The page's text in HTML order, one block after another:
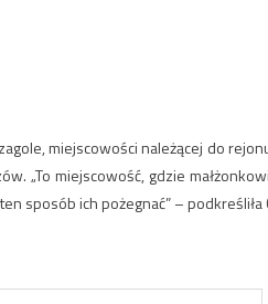
miejscowości należącej do
„To miejscowość, gdzie
sposób ich pożegnać” – podkreśliła